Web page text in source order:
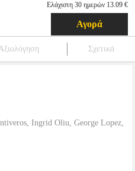
Ελάχιστη 30 ημερών 13.09 €
Αγορά
Σχετικά
Ingrid Oliu, George Lopez,